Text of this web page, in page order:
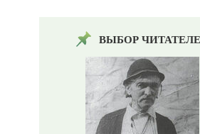
ВЫБОР